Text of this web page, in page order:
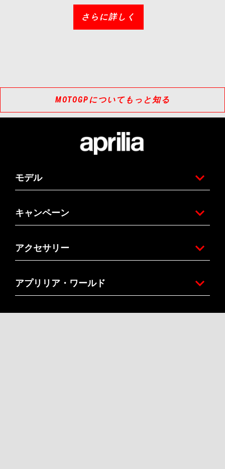
さらに詳しく
MOTOGPについてもっと知る
モデル
キャンペーン
アクセサリー
アプリリア・ワールド